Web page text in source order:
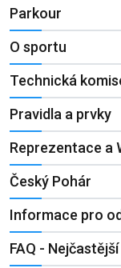
Parkour
O sportu
Technická
Pravidla a prvky
Reprezentace a
Český Pohár
Informace pro
FAQ -